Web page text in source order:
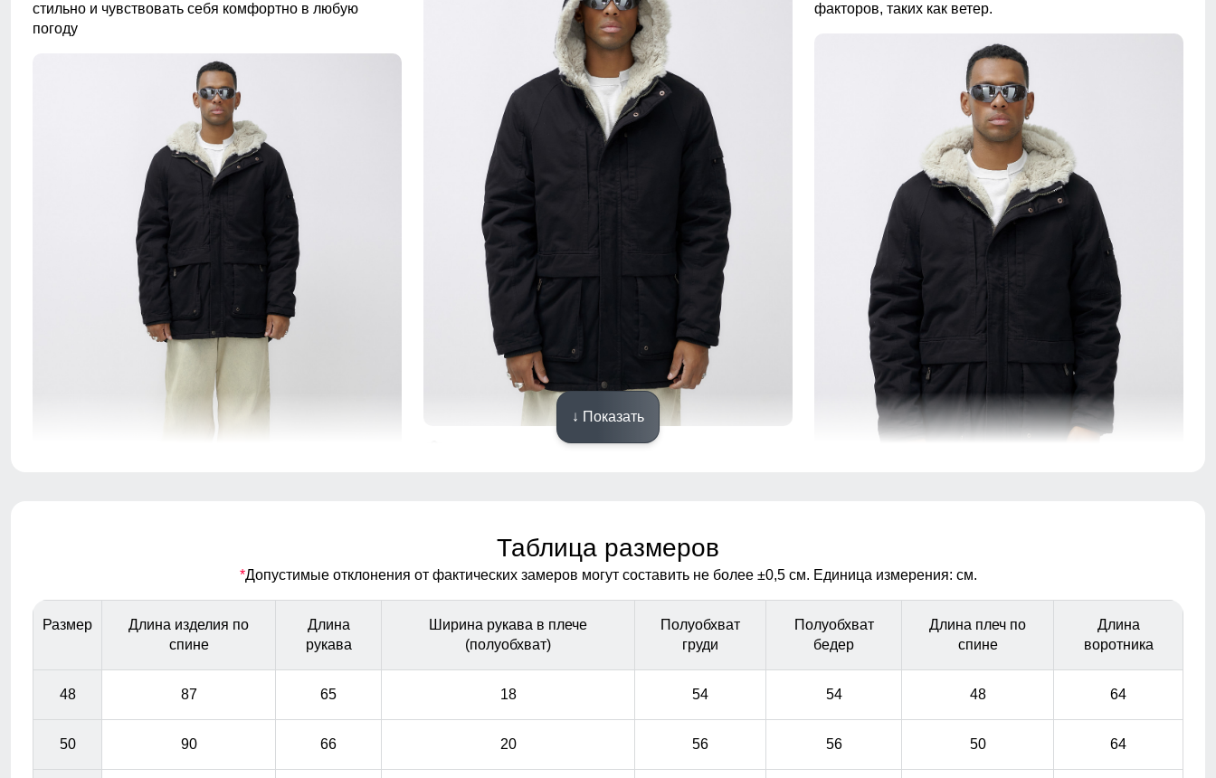
стильно и чувствовать себя комфортно в любую
погоду
накладные карманы служат местом хранения
различных мелочей.
факторов, таких как ветер.
Подкладка из меха и полиэстера: Устойчива к износу и
легко очищается, что делает костюм идеальным
вариантом для повседневного использования.
↓ Показать
Таблица размеров
*Допустимые отклонения от фактических замеров могут составить не более ±0,5 см. Единица измерения: см.
Размер
Длина изделия по
спине
Длина
рукава
Ширина рукава в плече
(полуобхват)
Полуобхват
груди
Полуобхват
бедер
Длина плеч по
спине
Длина
воротника
48 87 65 18 54 54 48 64
50 90 66 20 56 56 50 64